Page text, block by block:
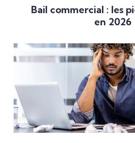
Bail commercial : les
en 2026